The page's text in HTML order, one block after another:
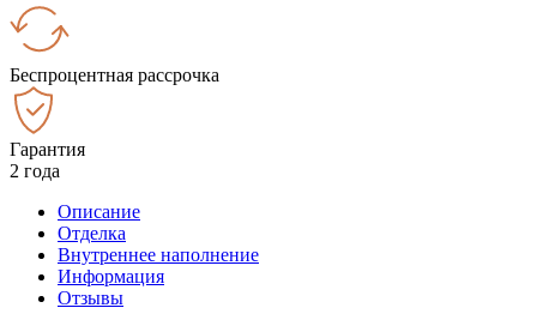
Беспроцентная рассрочка
Гарантия
2 года
Описание
Отделка
Внутреннее наполнение
Информация
Отзывы